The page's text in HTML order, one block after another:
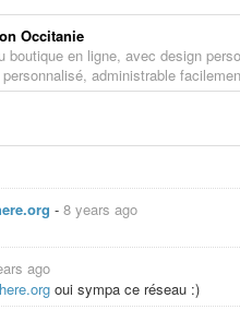
Occitanie
boutique en ligne, avec design
administrable
- 8 years ago
ago
oui sympa ce réseau :)